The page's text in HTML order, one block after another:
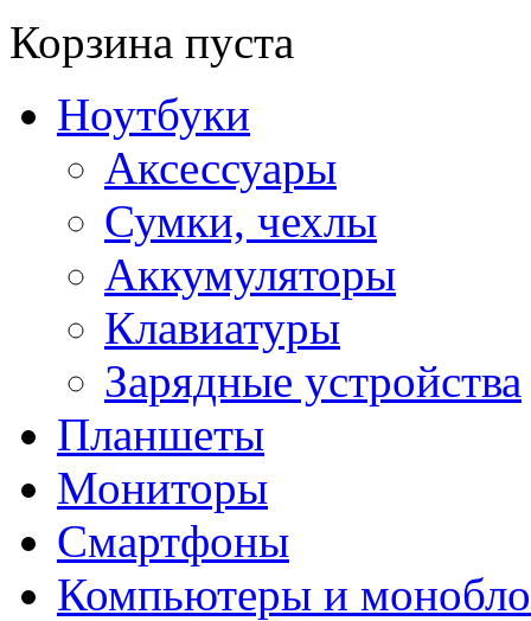
Корзина пуста
Ноутбуки
Аксессуары
Сумки, чехлы
Аккумуляторы
Клавиатуры
Зарядные устройства
Планшеты
Мониторы
Смартфоны
Компьютеры и